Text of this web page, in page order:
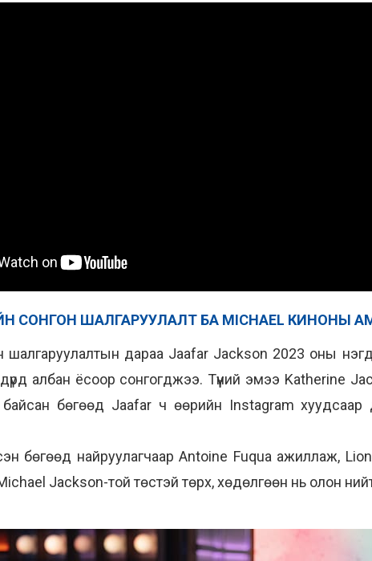
СОНГОН ШАЛГАРУУЛАЛТ БА MICHAEL КИНОНЫ
дараа Jaafar Jackson 2023 оны
албан ёсоор сонгогджээ. Түүний эмээ Katherine
бөгөөд Jaafar ч өөрийн Instagram хуудсаар
бөгөөд найруулагчаар Antoine Fuqua ажиллаж,
Jackson-той төстэй төрх, хөдөлгөөн нь олон